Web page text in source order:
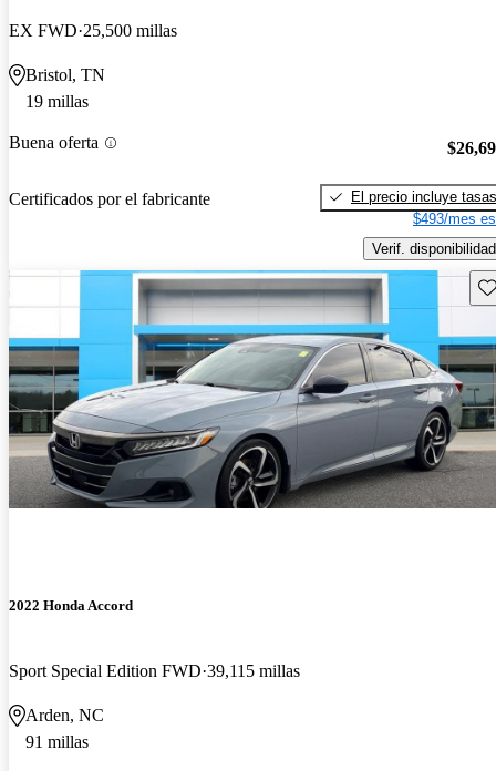
EX FWD 25,500 millas
Bristol, TN
19 millas
Buena oferta
Certificados por el fabricante
El precio incluye tasas
$493/mes
Verif. disponibilidad
2022 Honda Accord
Sport Special Edition FWD 39,115 millas
Arden, NC
91 millas